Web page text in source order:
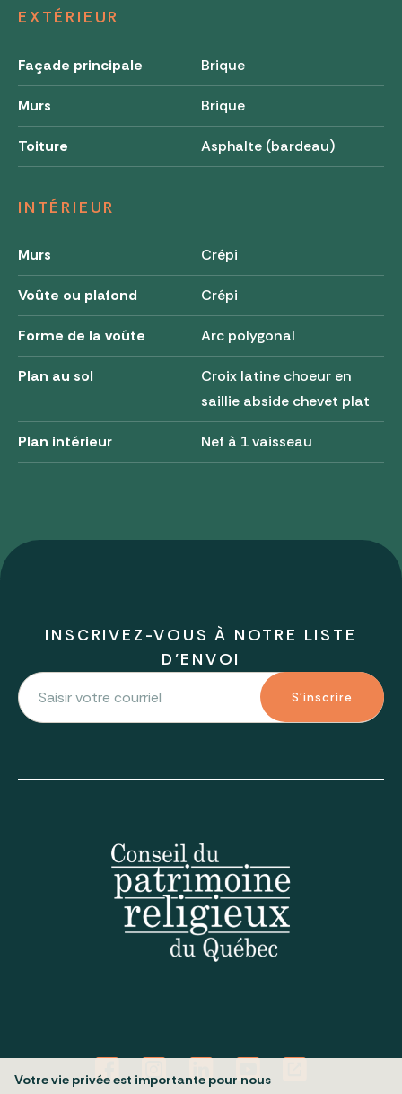
EXTÉRIEUR
Façade principale Brique
Murs Brique
Toiture Asphalte (bardeau)
INTÉRIEUR
Murs Crépi
Voûte ou plafond Crépi
Forme de la voûte Arc polygonal
Plan au sol
Croix latine choeur en
saillie abside chevet plat
Plan intérieur Nef à 1 vaisseau
INSCRIVEZ-VOUS À NOTRE LISTE
D'ENVOI
S'inscrire
Votre vie privée est importante pour nous